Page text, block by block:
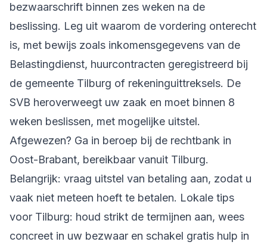
bezwaarschrift binnen zes weken na de
beslissing. Leg uit waarom de vordering onterecht
is, met bewijs zoals inkomensgegevens van de
Belastingdienst, huurcontracten geregistreerd bij
de gemeente Tilburg of rekeninguittreksels. De
SVB heroverweegt uw zaak en moet binnen 8
weken beslissen, met mogelijke uitstel.
Afgewezen? Ga in beroep bij de rechtbank in
Oost-Brabant, bereikbaar vanuit Tilburg.
Belangrijk: vraag uitstel van betaling aan, zodat u
vaak niet meteen hoeft te betalen. Lokale tips
voor Tilburg: houd strikt de termijnen aan, wees
concreet in uw bezwaar en schakel gratis hulp in